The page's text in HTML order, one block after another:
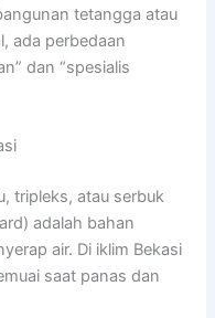
tetangga atau
ada perbedaan
dan “spesialis
tripleks, atau serbuk
adalah bahan
air. Di iklim Bekasi
saat panas dan